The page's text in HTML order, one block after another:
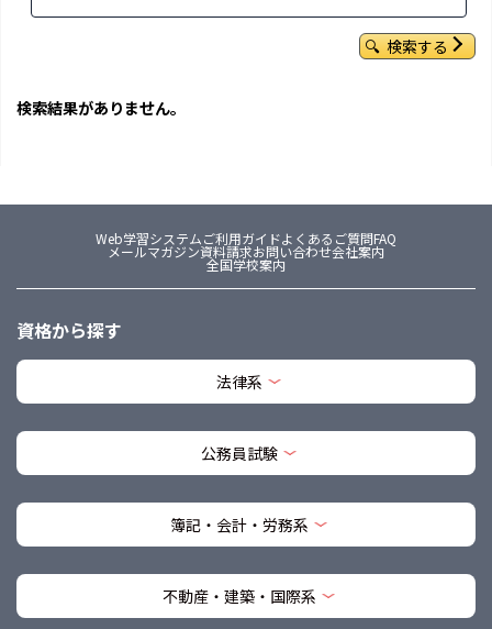
検索する
検索結果がありません。
Web学習システムご利用ガイドよくあるご質問FAQ
メールマガジン資料請求お問い合わせ会社案内
全国学校案内
資格から探す
法律系
公務員試験
簿記・会計・労務系
不動産・建築・国際系